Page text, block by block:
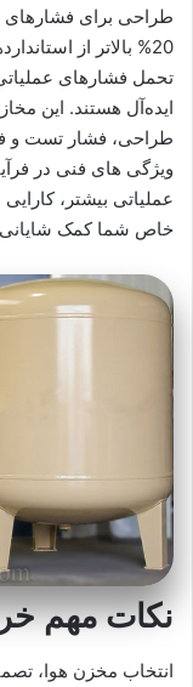
طراحی برای فشارهای
20% بالاتر از
تحمل فشارهای
ایده‌آل هستند. این
طراحی، فشار تست و
ویژگی‌ های فنی در
عملیاتی بیشتر،
خاص شما کمک شایانی
نکات مهم
انتخاب مخزن هوا،